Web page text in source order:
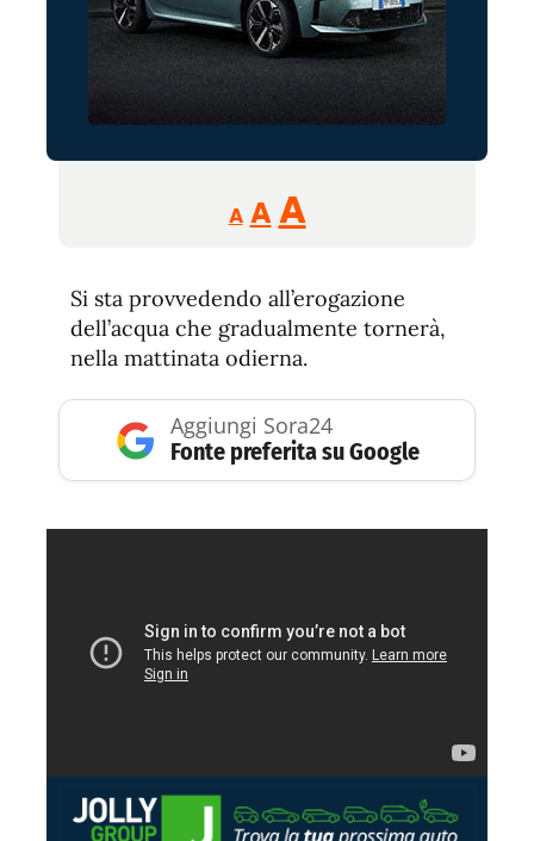
A
Reducir
tamaño
A Restablecer
de
fuente
AAumentar
de
fuente.
Si sta provvedendo all’erogazione
dell’acqua che gradualmente tornerà,
nella mattinata odierna.
Aggiungi Sora24
Fonte preferita su Google